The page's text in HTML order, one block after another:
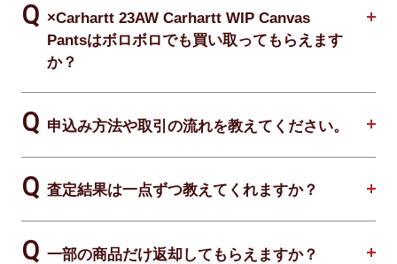
×Carhartt 23AW Carhartt WIP Canvas
Pantsはボロボロでも買い取ってもらえます
か？
申込み方法や取引の流れを教えてください。
査定結果は一点ずつ教えてくれますか？
一部の商品だけ返却してもらえますか？